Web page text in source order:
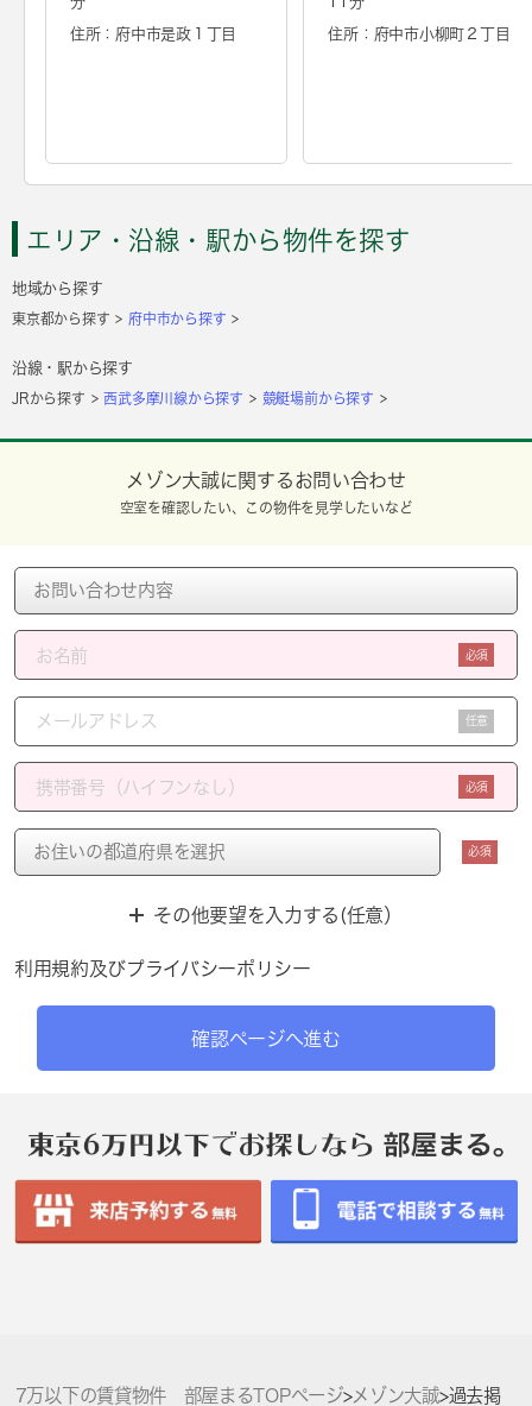
住所：府中市是政１丁目 住所：府中市小柳町２丁目
エリア・沿線・駅から物件を探す
地域から探す
東京都から探す 府中市から探す
沿線・駅から探す
JRから探す 西武多摩川線から探す 競艇場前から探す
メゾン大誠に関するお問い合わせ
空室を確認したい、この物件を見学したいなど
必須
任意
必須
必須
その他要望を入力する(任意）
利用規約及びプライバシーポリシー
確認ページへ進む
7万以下の賃貸物件 部屋まるTOPページ>メゾン大誠>過去掲